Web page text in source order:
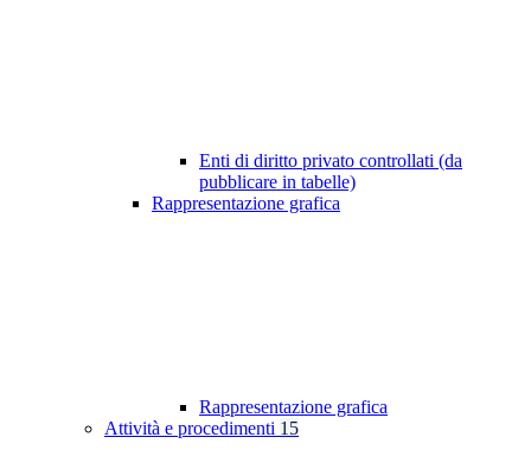
Enti di diritto privato controllati (da
pubblicare in tabelle)
Rappresentazione grafica
Rappresentazione grafica
Attività e procedimenti 15